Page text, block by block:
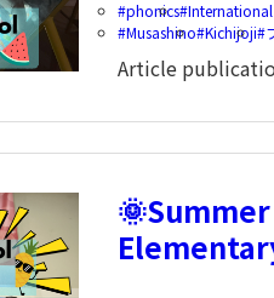
phonics
Musashino Kichijoji
Article